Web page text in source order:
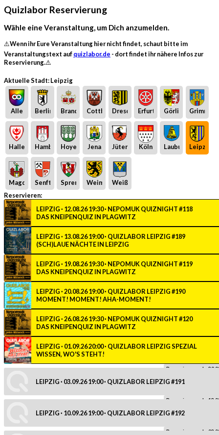
Quizlabor Reservierung
Wähle eine Veranstaltung, um Dich anzumelden.
⚠️Wenn ihr Eure Veranstaltung hier nicht findet, schaut bitte im
Veranstaltungstext aufquizlabor.de - dort findet ihr nähere Infos zur
Reservierung.⚠️
Aktuelle Stadt: Leipzig
Alle Berlin Brandenburg
Cottbus Dresden Erfurt Görlitz Grimma
Halle HamburgHoyerswerda
Jena JüterbogKöln LaubuschLeipzig
MagdeburgSenftenbergSprembergWeimar
Weißwasser
Reservieren:
LEIPZIG · 12.08.26 19:30 · NEPOMUK QUIZNIGHT #118
DAS KNEIPENQUIZ IN PLAGWITZ
LEIPZIG · 13.08.26 19:00 · QUIZLABOR LEIPZIG #189
(SCH)LAUE NÄCHTE IN LEIPZIG
LEIPZIG · 19.08.26 19:30 · NEPOMUK QUIZNIGHT #119
DAS KNEIPENQUIZ IN PLAGWITZ
LEIPZIG · 20.08.26 19:00 · QUIZLABOR LEIPZIG #190
MOMENT! MOMENT! AHA-MOMENT!
LEIPZIG · 26.08.26 19:30 · NEPOMUK QUIZNIGHT #120
DAS KNEIPENQUIZ IN PLAGWITZ
LEIPZIG · 01.09.26 20:00 · QUIZLABOR LEIPZIG SPEZIAL
WISSEN, WO'S STEHT!
Reservierung ab:
LEIPZIG · 03.09.26 19:00 · QUIZLABOR LEIPZIG #191
Reservierung ab:
LEIPZIG · 10.09.26 19:00 · QUIZLABOR LEIPZIG #192
Reservierung ab: